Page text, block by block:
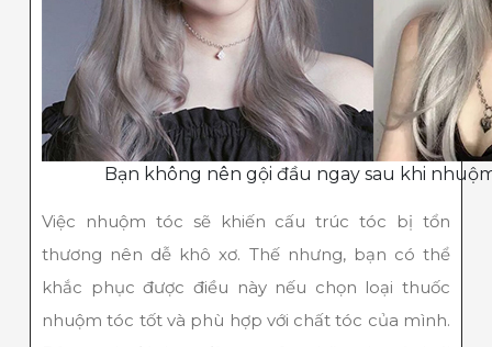
Bạn không nên gội đầu ngay sau khi
Việc nhuộm tóc sẽ khiến cấu trúc tóc bị tổn
thương nên dễ khô xơ. Thế nhưng, bạn có thể
khắc phục được điều này nếu chọn loại thuốc
nhuộm tóc tốt và phù hợp với chất tóc của mình.